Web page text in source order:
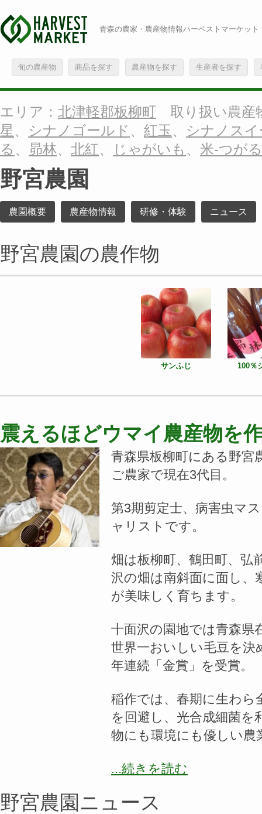
青森の農家・農産物情報ハーベストマーケット
旬の農産物 商品を探す 農産物を探す 生産者を探す
エリア： 北津軽郡板柳町 取り扱い農産
星、 シナノゴールド 、 紅玉、
シナノス
る 、 昴林、 北紅、 じゃがいも 、 米-つが
野宮農園
農園概要 農産物情報 研修・体験 ニュース
野宮農園の農作物
サンふじ 100％
震えるほどウマイ農産物を
青森県板柳町にある野宮
ご農家で現在3代目。
第3期剪定士、病害虫マ
ャリストです。
畑は板柳町、鶴田町、弘
沢の畑は南斜面に面し、
が美味しく育ちます。
十面沢の園地では青森県
世界一おいしい毛豆を決
年連続「金賞」を受賞。
稲作では、春期に生わら
を回避し、光合成細菌を
物にも環境にも優しい農
...続きを読む
野宮農園ニュース